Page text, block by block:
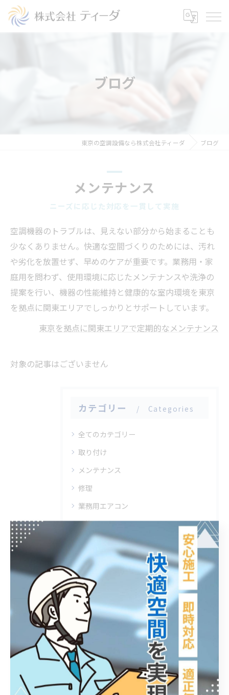
ブログ
東京の空調設備なら株式会社ティーダ ブログ
メンテナンス
ニーズに応じた対応を一貫して実施
空調機器のトラブルは、見えない部分から始まることも
少なくありません。快適な空間づくりのためには、汚れ
や劣化を放置せず、早めのケアが重要です。業務用・家
庭用を問わず、使用環境に応じたメンテナンスや洗浄の
提案を行い、機器の性能維持と健康的な室内環境を東京
を拠点に関東エリアでしっかりとサポートしています。
東京を拠点に関東エリアで定期的なメンテナンス
対象の記事はございません
カテゴリー Categories
全てのカテゴリー
取り付け
メンテナンス
修理
業務用エアコン
洗浄
最近の投稿
Recent
Posts
2025/07/18